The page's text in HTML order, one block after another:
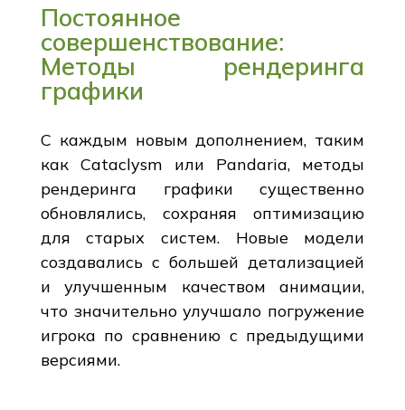
Постоянное
совершенствование:
Методы рендеринга
графики
С каждым новым дополнением, таким
как Cataclysm или Pandaria, методы
рендеринга графики существенно
обновлялись, сохраняя оптимизацию
для старых систем. Новые модели
создавались с большей детализацией
и улучшенным качеством анимации,
что значительно улучшало погружение
игрока по сравнению с предыдущими
версиями.